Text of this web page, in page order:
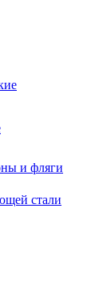
и фляги
стали